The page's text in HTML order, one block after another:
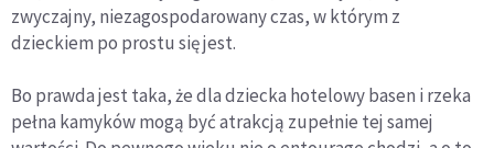
zwyczajny, niezagospodarowany czas, w którym z
dzieckiem po prostu się jest.
Bo prawda jest taka, że dla dziecka hotelowy basen i rzeka
pełna kamyków mogą być atrakcją zupełnie tej samej